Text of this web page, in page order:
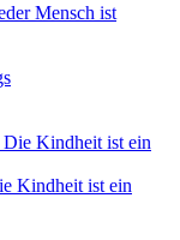
Mensch ist
Kindheit ist ein